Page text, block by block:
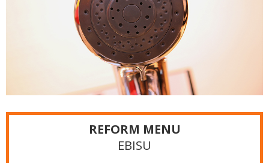
REFORM MENU
EBISU